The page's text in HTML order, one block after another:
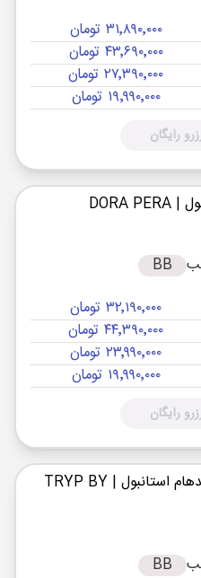
۳۱٬۸۹۰٬۰۰۰ تومان
۴۳٬۶۹۰٬۰۰۰ تومان
۲۷٬۳۹۰٬۰۰۰ تومان
۱۹٬۹۹۰٬۰۰۰ تومان
رایگان
| DORA PERA
BB
۳۲٬۱۹۰٬۰۰۰ تومان
۴۴٬۳۹۰٬۰۰۰ تومان
۲۳٬۹۹۰٬۰۰۰ تومان
۱۹٬۹۹۰٬۰۰۰ تومان
رایگان
استانبول | TRYP BY
BB